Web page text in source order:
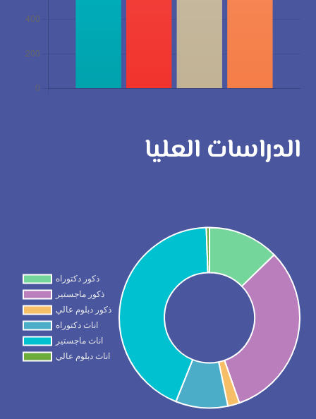
الدراسات العليا